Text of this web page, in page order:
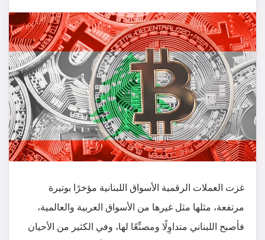
غزت العملات الرقمية الأسواق اللبنانية مؤخرًا بوتيرة
مرتفعة، مثلها مثل غيرها من الأسواق العربية والعالمية،
فأصبح اللبناني متداوِلًا ومصنِّعًا لها، وفي الكثير من الأحيان